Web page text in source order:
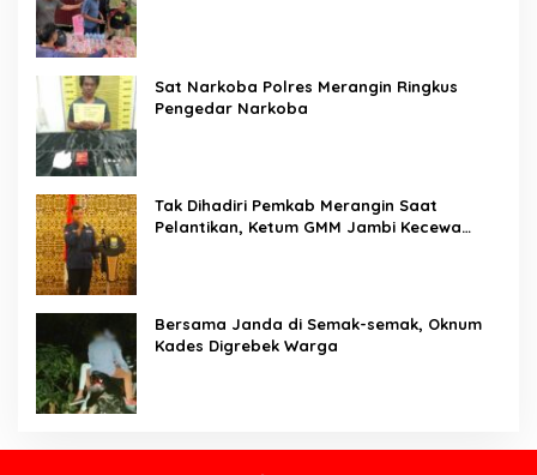
Sat Narkoba Polres Merangin Ringkus
Pengedar Narkoba
Tak Dihadiri Pemkab Merangin Saat
Pelantikan, Ketum GMM Jambi Kecewa
Bersama Janda di Semak-semak, Oknum
Kades Digrebek Warga